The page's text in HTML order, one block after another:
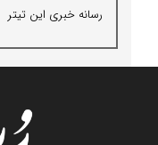
رسانه خبری این تیتر